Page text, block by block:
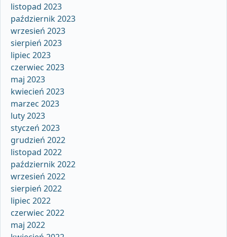
listopad 2023
październik 2023
wrzesień 2023
sierpień 2023
lipiec 2023
czerwiec 2023
maj 2023
kwiecień 2023
marzec 2023
luty 2023
styczeń 2023
grudzień 2022
listopad 2022
październik 2022
wrzesień 2022
sierpień 2022
lipiec 2022
czerwiec 2022
maj 2022